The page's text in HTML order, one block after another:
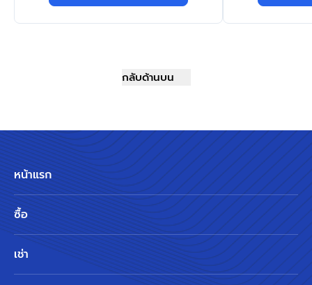
กลับด้านบน
หน้าแรก
ซื้อ
เช่า